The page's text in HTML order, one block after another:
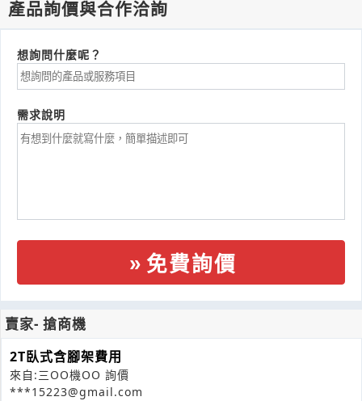
產品詢價與合作洽詢
想詢問什麼呢？
需求說明
免費詢價
賣家- 搶商機
2T臥式含腳架費用
來自:三OO機OO 詢價
***15223@gmail.com